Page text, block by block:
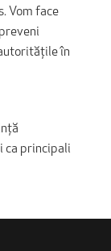
Vom face
în
ca principali